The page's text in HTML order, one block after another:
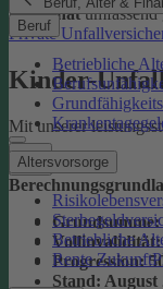
Beruf
Betriebliche
Altersvorsorge
Betriebliche
Rente
im Monatumfassend
Private
Kinder-
Mit unserer
Grundsumme:
Progression:
Stand: August